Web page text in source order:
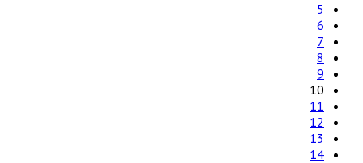
5
6
7
8
9
10
11
12
13
14